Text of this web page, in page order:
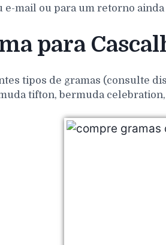
e-mail ou para um retorno
para
tipos de gramas (consulte
tifton, bermuda